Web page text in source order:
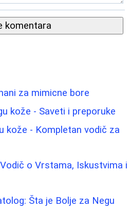
komentara
za mimicne bore
kože - Saveti i preporuke
kože - Kompletan vodič za
o Vrstama, Iskustvima i
Šta je Bolje za Negu